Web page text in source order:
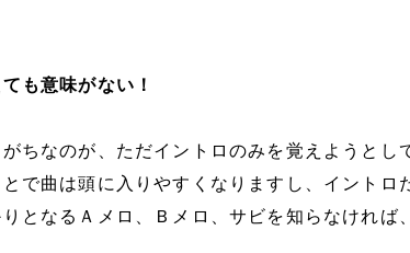
も意味がない！
ちなのが、ただイントロのみを覚えようとし
で曲は頭に入りやすくなりますし、イントロ
となるＡメロ、Ｂメロ、サビを知らなければ